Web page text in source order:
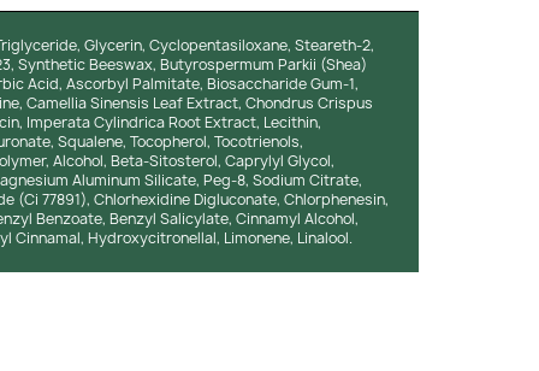
Glycerin, Cyclopentasiloxane, Steareth-2,
Synthetic Beeswax, Butyrospermum Parkii (Shea)
Acid, Ascorbyl Palmitate, Biosaccharide Gum-1,
Camellia Sinensis Leaf Extract, Chondrus Crispus
Imperata Cylindrica Root Extract, Lecithin,
Squalene, Tocopherol, Tocotrienols,
Alcohol, Beta-Sitosterol, Caprylyl Glycol,
Aluminum Silicate, Peg-8, Sodium Citrate,
(Ci 77891), Chlorhexidine Digluconate, Chlorphenesin,
Benzoate, Benzyl Salicylate, Cinnamyl Alcohol,
Cinnamal, Hydroxycitronellal, Limonene, Linalool.